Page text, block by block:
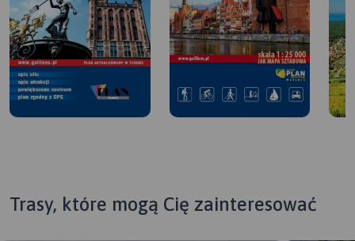
Trasy, które mogą Cię zainteresować